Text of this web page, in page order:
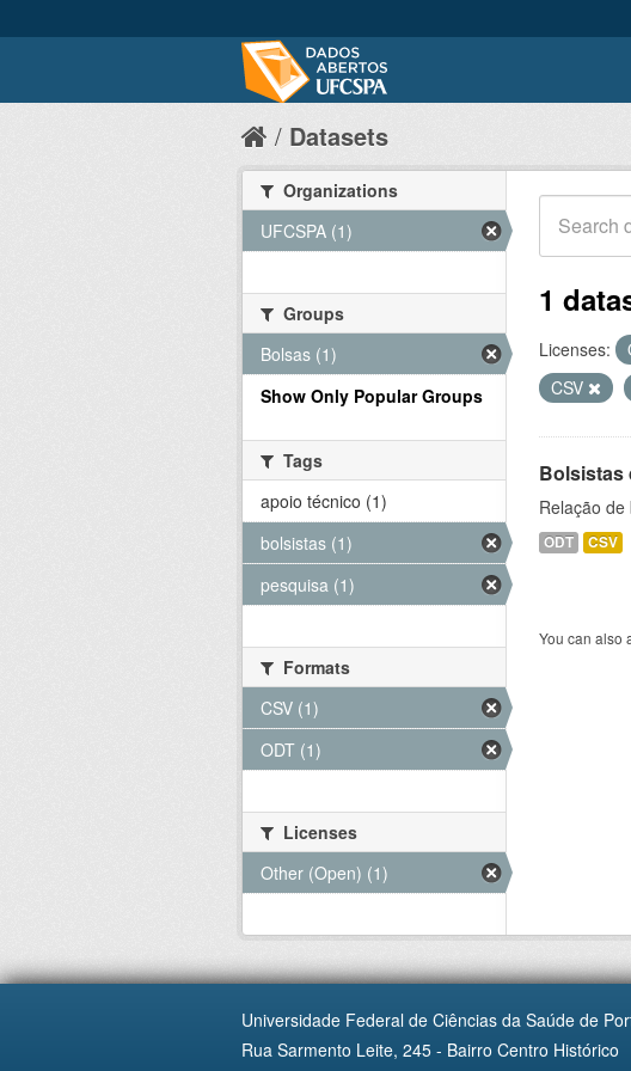
Datasets
1
Licenses:
CSV
Bolsistas
Relação
ODT CSV
You can also
Organizations
UFCSPA (1)
Groups
Bolsas (1)
Show Only Popular Groups
Tags
apoio técnico (1)
bolsistas (1)
pesquisa (1)
Formats
CSV (1)
ODT (1)
Licenses
Other (Open) (1)
Universidade Federal de Ciências da Saúde de
Rua Sarmento Leite, 245 - Bairro Centro Histórico